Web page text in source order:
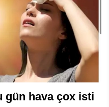
gün hava çox isti